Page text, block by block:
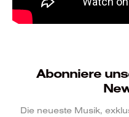
Abonniere
Die neueste Musik,